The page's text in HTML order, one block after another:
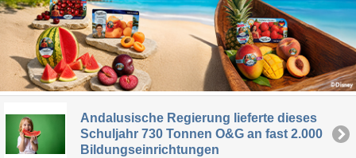
Andalusische Regierung lieferte dieses
Schuljahr 730 Tonnen O&G an fast 2.000
Bildungseinrichtungen